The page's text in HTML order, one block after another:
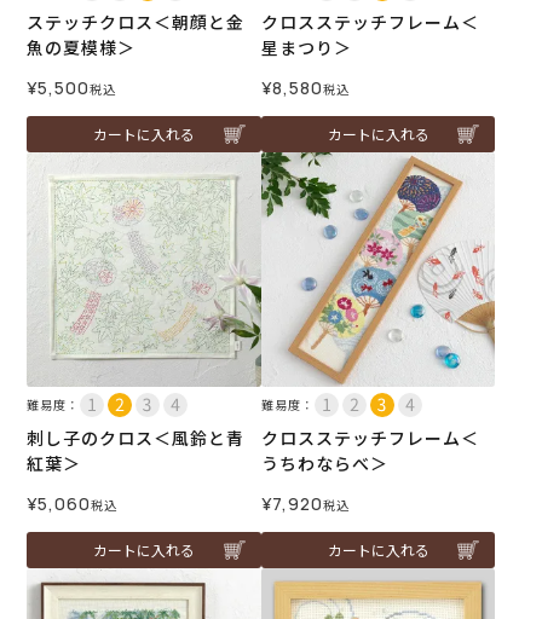
ステッチクロス＜朝顔と金
魚の夏模様＞
¥5,500税込
カートに入れる
クロスステッチフレーム＜
星まつり＞
¥8,580税込
カートに入れる
難易度：
刺し子のクロス＜風鈴と青
紅葉＞
¥5,060税込
カートに入れる
難易度：
クロスステッチフレーム＜
うちわならべ＞
¥7,920税込
カートに入れる